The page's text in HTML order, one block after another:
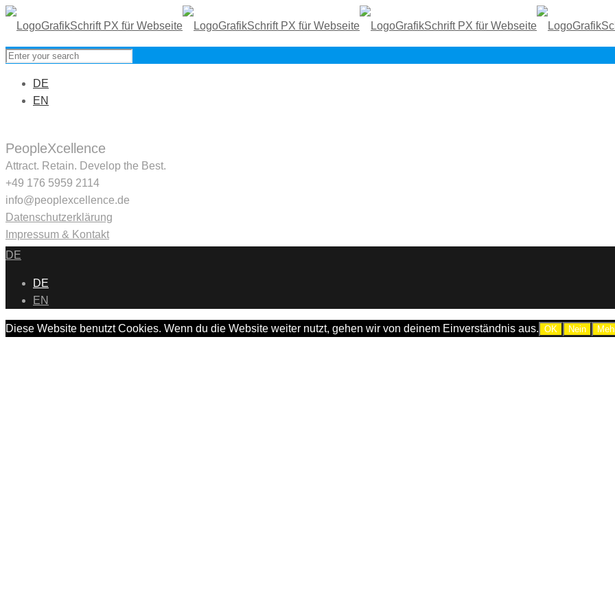
DE
EN
PeopleXcellence
Attract. Retain. Develop the Best.
+49 176 5959 2114
info@peoplexcellence.de
Datenschutzerklärung
Impressum & Kontakt
DE
DE
EN
Diese Website benutzt Cookies. Wenn du die Website weiter nutzt, gehen wir von deinem Einverständnis aus. OK Nein